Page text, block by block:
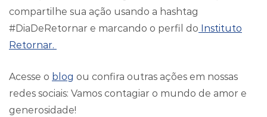
compartilhe sua ação usando a hashtag
#DiaDeRetornar e marcando o perfil do Instituto
Retornar.
Acesse o blog ou confira outras ações em nossas
redes sociais: Vamos contagiar o mundo de amor e
generosidade!